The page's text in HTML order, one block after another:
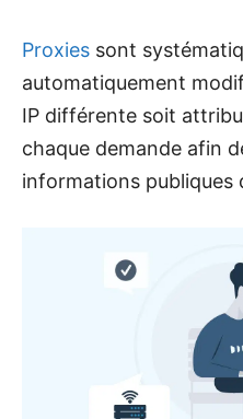
Proxies sont
automatiquement
IP différente soit
chaque demande afin
informations publiques